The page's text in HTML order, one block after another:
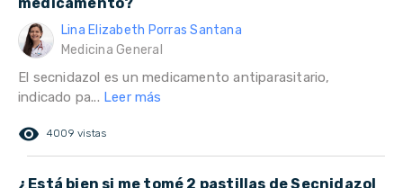
medicamento?
Lina Elizabeth Porras Santana
Medicina General
El secnidazol es un medicamento antiparasitario,
indicado pa... Leer más
remove_red_eye 4009 vistas
¿Está bien si me tomé 2 pastillas de Secnidazol